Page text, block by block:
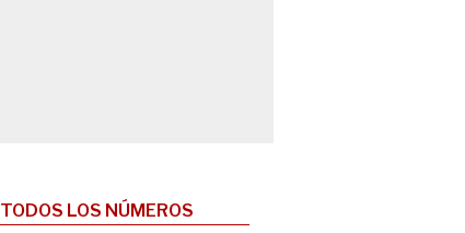
TODOS LOS NÚMEROS